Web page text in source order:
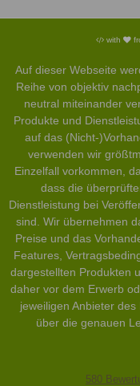
with
Auf dieser Webseite
Reihe von objektiv
neutral miteinander
Produkte und
auf das (Nicht-
verwenden wir
Einzelfall vorkommen,
dass die
Dienstleistung bei
sind. Wir übernehmen
Preise und das
Features,
dargestellten Produkten
daher vor dem Erwerb
jeweiligen Anbieter
über die genauen
580